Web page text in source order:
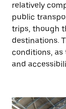
relatively
public
trips, though
destinations.
conditions,
and